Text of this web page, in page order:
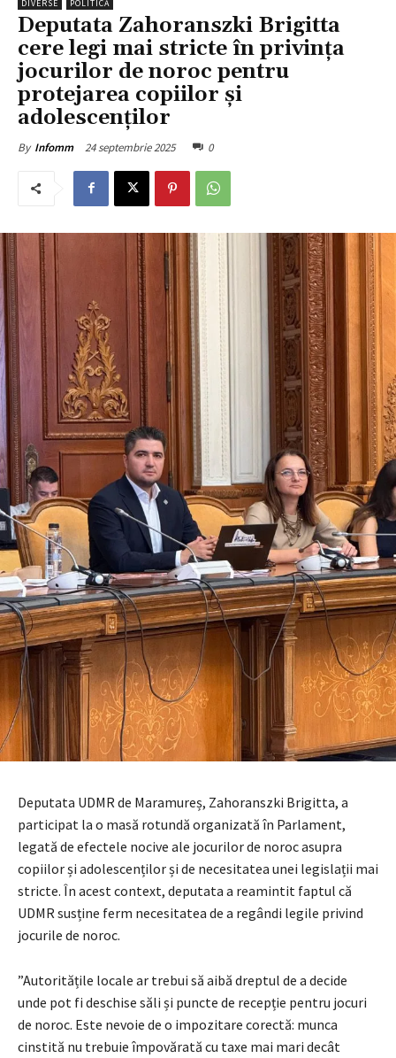
DIVERSE POLITICĂ
Deputata Zahoranszki Brigitta
cere legi mai stricte în privința
jocurilor de noroc pentru
protejarea copiilor și
adolescenților
By Infomm 24 septembrie 2025 0
Deputata UDMR de Maramureș, Zahoranszki Brigitta, a
participat la o masă rotundă organizată în Parlament,
legată de efectele nocive ale jocurilor de noroc asupra
copiilor și adolescenților și de necesitatea unei legislații mai
stricte. În acest context, deputata a reamintit faptul că
UDMR susține ferm necesitatea de a regândi legile privind
jocurile de noroc.
”Autoritățile locale ar trebui să aibă dreptul de a decide
unde pot fi deschise săli și puncte de recepție pentru jocuri
de noroc. Este nevoie de o impozitare corectă: munca
cinstită nu trebuie împovărată cu taxe mai mari decât